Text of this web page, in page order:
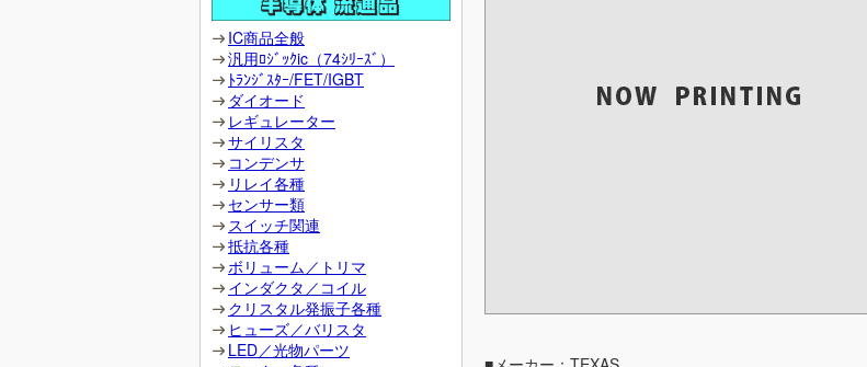
IC商品全般
汎用ﾛｼﾞｯｸic（74ｼﾘｰｽﾞ）
ﾄﾗﾝｼﾞｽﾀｰ/FET/IGBT
ダイオード
レギュレーター
サイリスタ
コンデンサ
リレイ各種
センサー類
スイッチ関連
抵抗各種
ボリューム／トリマ
インダクタ／コイル
クリスタル発振子各種
ヒューズ／バリスタ
LED／光物パーツ